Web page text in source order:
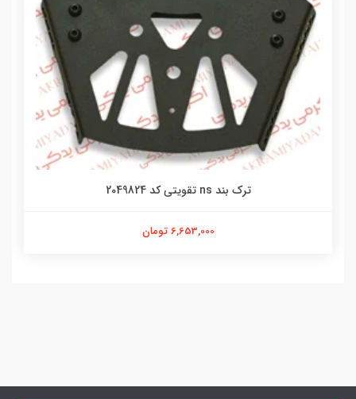
ترک بند ns تقویتی کد 2049824
6,653,000 تومان